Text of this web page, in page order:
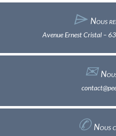
⌲ Nous
Avenue Ernest Cristal –
✉︎
✆ Nous